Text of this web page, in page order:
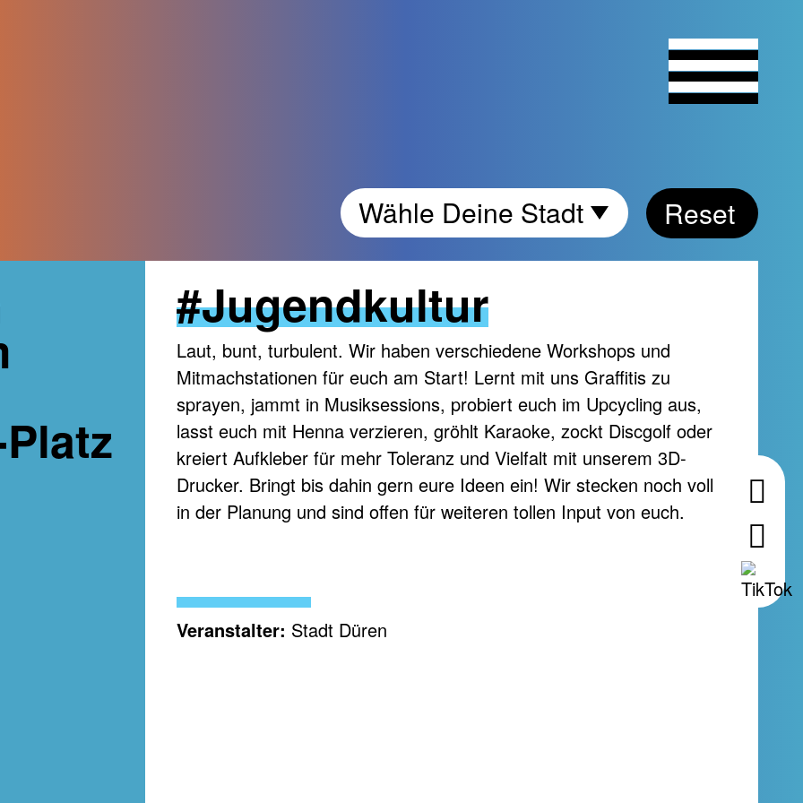
Wähle
Deine
Stadt
Wähle Deine Stadt Reset
#Jugendkultur
Laut, bunt, turbulent. Wir haben verschiedene Workshops und
Mitmachstationen für euch am Start! Lernt mit uns Graffitis zu
sprayen, jammt in Musiksessions, probiert euch im Upcycling aus,
lasst euch mit Henna verzieren, gröhlt Karaoke, zockt Discgolf oder
kreiert Aufkleber für mehr Toleranz und Vielfalt mit unserem 3D-
Drucker. Bringt bis dahin gern eure Ideen ein! Wir stecken noch voll
in der Planung und sind offen für weiteren tollen Input von euch.
Veranstalter: Stadt Düren